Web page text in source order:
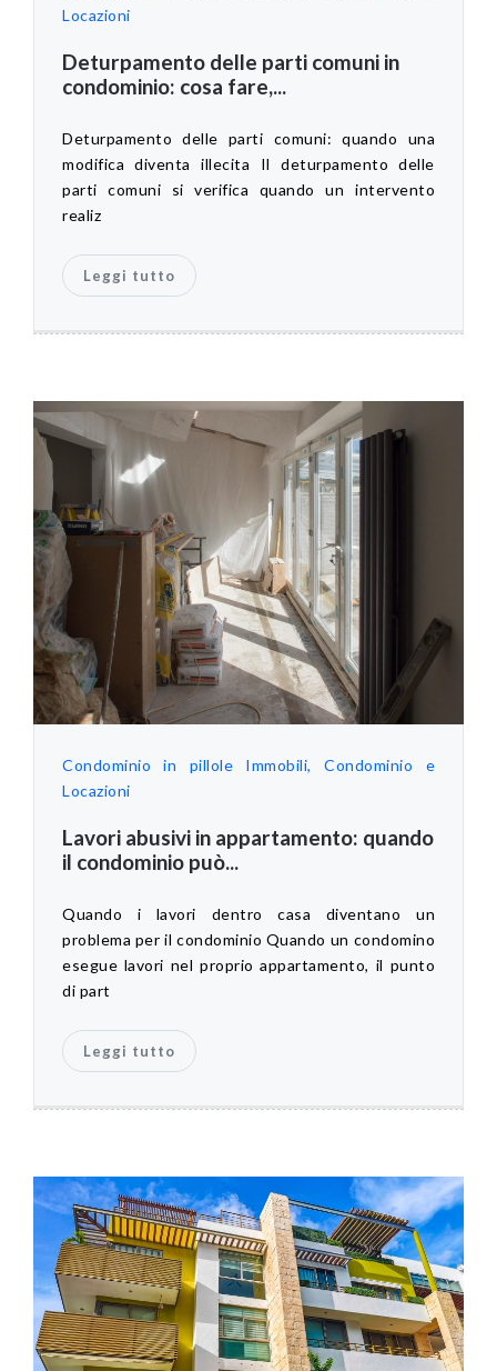
Locazioni
Deturpamento delle parti comuni in
condominio: cosa fare,...
Deturpamento delle parti comuni: quando una
modifica diventa illecita Il deturpamento delle
parti comuni si verifica quando un intervento
realiz
Leggi tutto
Condominio in pillole
Immobili, Condominio e
Locazioni
Lavori abusivi in appartamento: quando
il condominio può...
Quando i lavori dentro casa diventano un
problema per il condominio Quando un condomino
esegue lavori nel proprio appartamento, il punto
di part
Leggi tutto